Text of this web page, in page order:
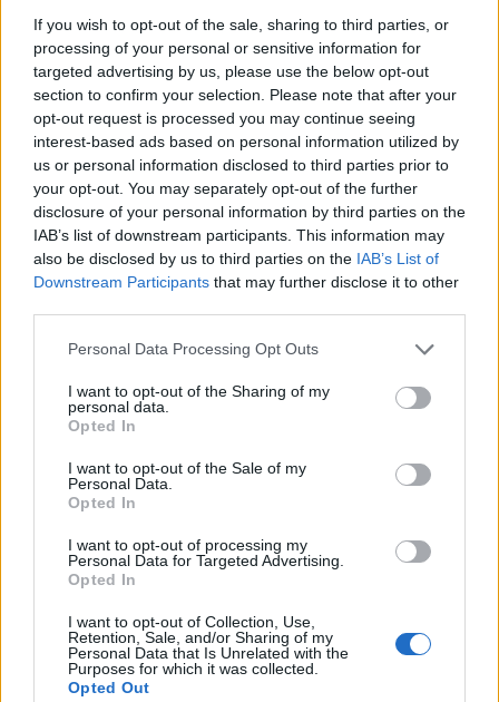
If you wish to opt-out of the sale, sharing to third parties, or
processing of your personal or sensitive information for
targeted advertising by us, please use the below opt-out
section to confirm your selection. Please note that after your
opt-out request is processed you may continue seeing
interest-based ads based on personal information utilized by
us or personal information disclosed to third parties prior to
your opt-out. You may separately opt-out of the further
disclosure of your personal information by third parties on the
IAB’s list of downstream participants. This information may
also be disclosed by us to third parties on the IAB’s List of
Downstream Participants that may further disclose it to other
Personal Data Processing Opt Outs
I want to opt-out of the Sharing of my
personal data.
Opted In
I want to opt-out of the Sale of my
Personal Data.
Opted In
I want to opt-out of processing my
Personal Data for Targeted Advertising.
Opted In
I want to opt-out of Collection, Use,
Retention, Sale, and/or Sharing of my
Personal Data that Is Unrelated with the
Purposes for which it was collected.
Opted Out
For informasjon om klageadgang, se:
www.presse.no
Fjell-Ljom har ikke ansvar for innhold på
eksterne nettsider som det lenkes til.
Det er ikke tillatt å kopiere fra siden eller
legge ut skjermdump av artikler.
Avisa er medlem i Landslaget for
lokalaviser (
LLA
Ansvarlig redaktør og daglig leder:
Liv Maren Mæhre Vold
Ekspedisjon:
Tlf: 72 40 65 90
E-post:annonse@fjell-ljom.no
E-post:abonnement@fjell-ljom.no
Utgiver:
Fjell-Ljom AS